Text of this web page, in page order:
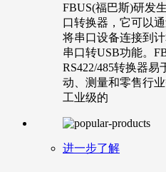
FBUS(福巴斯)研发
口转换器，它可以
将串口设备连接到
串口转USB功能。
RS422/485转换器
动、测量和零售行
工业级的
进一步了解